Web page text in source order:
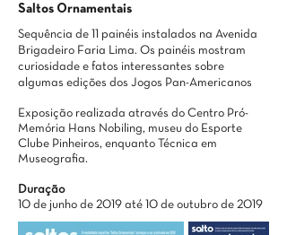
Saltos Ornamentais
Sequência de 11 painéis instalados na Avenida
Brigadeiro Faria Lima. Os painéis mostram
curiosidade e fatos interessantes sobre
algumas edições dos Jogos Pan-Americanos
Exposição realizada através do Centro Pró-
Memória Hans Nobiling, museu do Esporte
Clube Pinheiros, enquanto Técnica em
Museografia.
Duração
10 de junho de 2019 até 10 de outubro de 2019